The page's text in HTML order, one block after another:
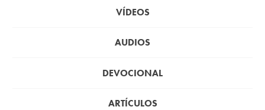
VÍDEOS
AUDIOS
DEVOCIONAL
ARTÍCULOS